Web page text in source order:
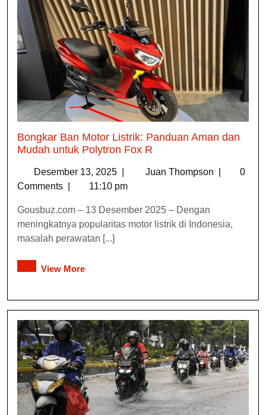
Bongkar Ban Motor Listrik: Panduan Aman dan
Mudah untuk Polytron Fox R
Desember 13, 2025 Juan Thompson
0
Comments
11:10 pm
Gousbuz.com – 13 Desember 2025 – Dengan
meningkatnya popularitas motor listrik di Indonesia,
masalah perawatan [...]
View More